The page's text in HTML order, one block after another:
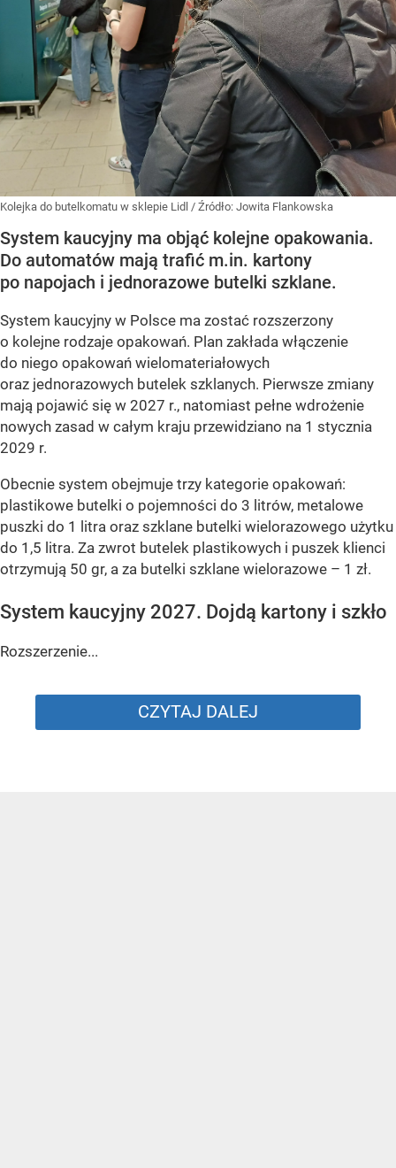
Kolejka do butelkomatu w sklepie Lidl / Źródło: Jowita Flankowska
System kaucyjny ma objąć kolejne opakowania.
Do automatów mają trafić m.in. kartony
po napojach i jednorazowe butelki szklane.
System kaucyjny w Polsce ma zostać rozszerzony
o kolejne rodzaje opakowań. Plan zakłada włączenie
do niego opakowań wielomateriałowych
oraz jednorazowych butelek szklanych. Pierwsze zmiany
mają pojawić się w 2027 r., natomiast pełne wdrożenie
nowych zasad w całym kraju przewidziano na 1 stycznia
2029 r.
Obecnie system obejmuje trzy kategorie opakowań:
plastikowe butelki o pojemności do 3 litrów, metalowe
puszki do 1 litra oraz szklane butelki wielorazowego użytku
do 1,5 litra. Za zwrot butelek plastikowych i puszek klienci
otrzymują 50 gr, a za butelki szklane wielorazowe – 1 zł.
System kaucyjny 2027. Dojdą kartony i szkło
Rozszerzenie...
CZYTAJ DALEJ